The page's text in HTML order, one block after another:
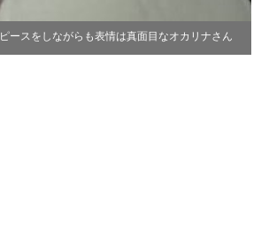
ースをしながらも表情は真面目なオカリナさん